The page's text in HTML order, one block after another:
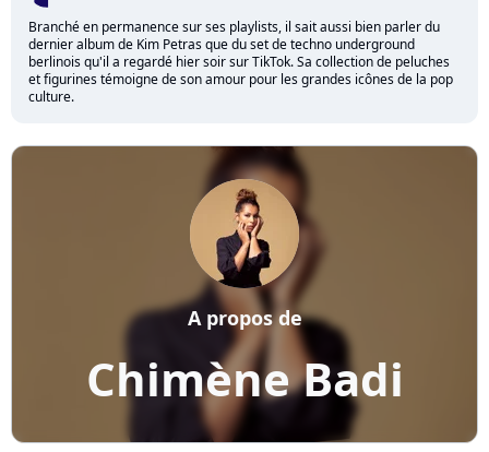
Branché en permanence sur ses playlists, il sait aussi bien parler du
dernier album de Kim Petras que du set de techno underground
berlinois qu'il a regardé hier soir sur TikTok. Sa collection de peluches
et figurines témoigne de son amour pour les grandes icônes de la pop
culture.
Chimène Badi
A propos de